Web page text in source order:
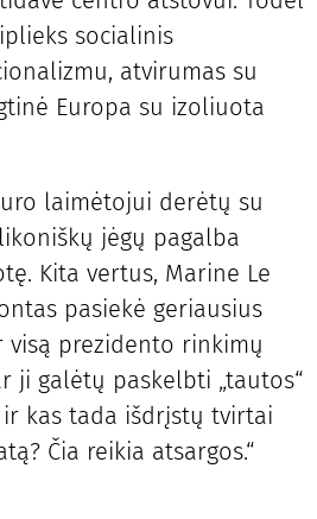
socialinis
atvirumas su
Europa su izoliuota
laimėtojui derėtų su
jėgų pagalba
Kita vertus, Marine Le
pasiekė geriausius
visą prezidento rinkimų
ji galėtų paskelbti „tautos“
ir kas tada išdrįstų tvirtai
Čia reikia atsargos.“